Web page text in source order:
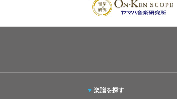
楽譜を探す